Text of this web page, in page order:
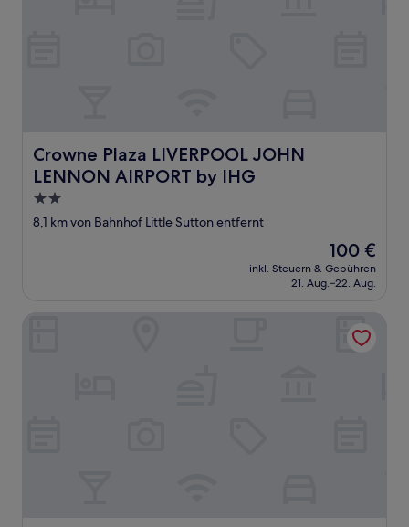
Crowne Plaza LIVERPOOL JOHN
LENNON AIRPORT by IHG
Crowne Plaza LIVERPOOL JOHN LENNON AIRPORT by
2.0-
Sterne-
8,1 km von Bahnhof Little Sutton entfernt
Der
Preis
beträgt
100 €
inkl. Steuern & Gebühren
21. Aug.–22. Aug.